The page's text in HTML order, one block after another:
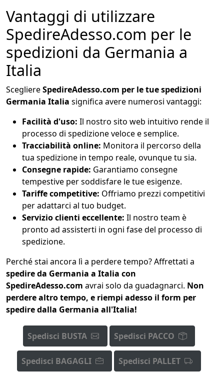
Vantaggi di utilizzare
SpedireAdesso.com per le
spedizioni da Germania a
Italia
ScegliereSpedireAdesso.com per le tue spedizioni
Germania Italia significa avere numerosi vantaggi:
Facilità d'uso: Il nostro sito web intuitivo rende il
processo di spedizione veloce e semplice.
Tracciabilità online: Monitora il percorso della
tua spedizione in tempo reale, ovunque tu sia.
Consegne rapide: Garantiamo consegne
tempestive per soddisfare le tue esigenze.
Tariffe competitive: Offriamo prezzi competitivi
per adattarci al tuo budget.
Servizio clienti eccellente: Il nostro team è
pronto ad assisterti in ogni fase del processo di
spedizione.
Perché stai ancora lì a perdere tempo? Affrettati a
spedire da Germania a Italia con
SpedireAdesso.com avrai solo da guadagnarci. Non
perdere altro tempo, e riempi adesso il form per
spedire dalla Germania all'Italia!
Spedisci BUSTA Spedisci PACCO
Spedisci BAGAGLI Spedisci PALLET